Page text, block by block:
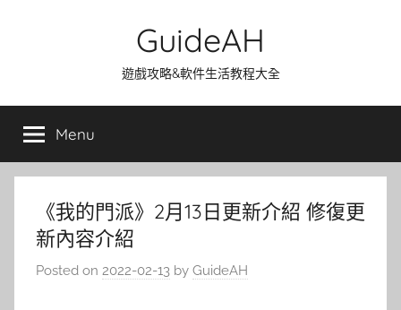
GuideAH
遊戲攻略&軟件生活教程大全
Menu
《我的門派》2月13日更新介紹 修復更
新內容介紹
Posted on 2022-02-13 by GuideAH